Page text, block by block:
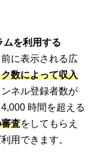
を利用する
に表示される広
数によって収入
ネル登録者数が
時間を超える
査をしてもらえ
用できます。